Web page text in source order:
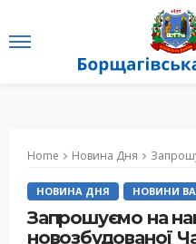
Home Новина Дня Запрошуємо на
НОВИНА ДНЯ НОВИНИ
Запрошуємо на
новозбудованої